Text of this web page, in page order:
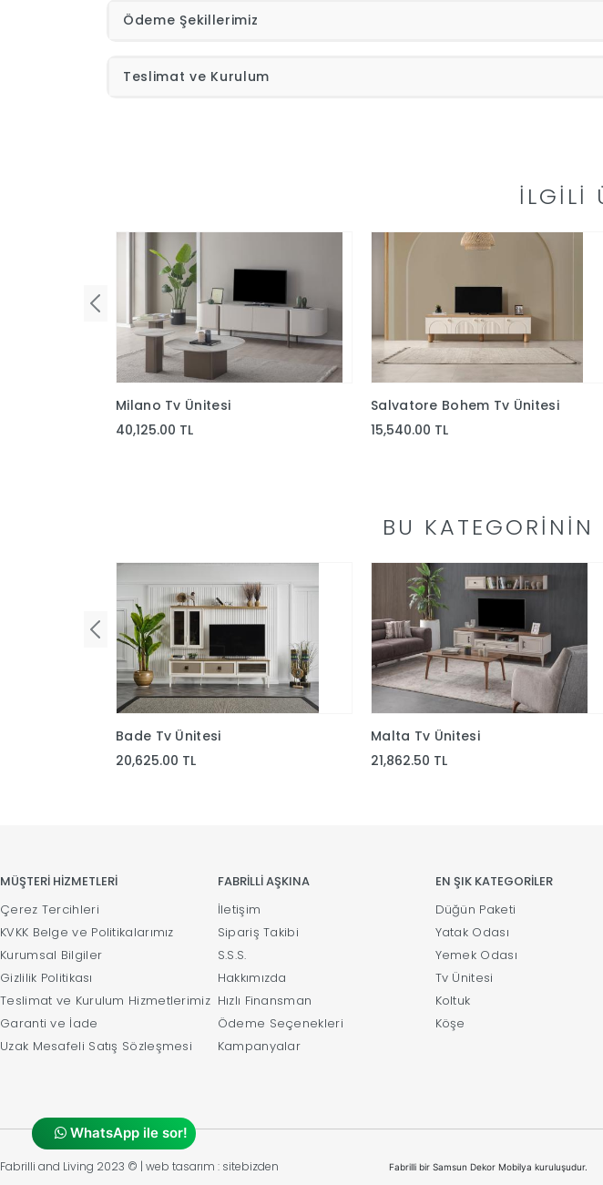
Ödeme Şekillerimiz
Teslimat ve Kurulum
İLGILI
Milano Tv Ünitesi
40,125.00 TL
Salvatore Bohem Tv Ünitesi
15,540.00 TL
BU
Bade Tv Ünitesi
20,625.00 TL
Malta Tv Ünitesi
21,862.50 TL
MÜŞTERİ HİZMETLERİ
Çerez Tercihleri
KVKK Belge ve Politikalarımız
Kurumsal Bilgiler
Gizlilik Politikası
Teslimat ve Kurulum Hizmetlerimiz
Garanti ve İade
Uzak Mesafeli Satış Sözleşmesi
FABRİLLİ AŞKINA
İletişim
Sipariş Takibi
S.S.S.
Hakkımızda
Hızlı Finansman
Ödeme Seçenekleri
Kampanyalar
EN ŞIK KATEGORİLER
Düğün Paketi
Yatak Odası
Yemek Odası
Tv Ünitesi
Koltuk
Köşe
Fabrilli and Living 2023 © | web tasarım : sitebizden Fabrilli bir Samsun Dekor Mobilya kuruluşudur.
WhatsApp ile sor!